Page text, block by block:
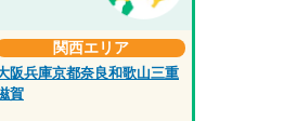
関西エリア
阪兵庫京都奈良和歌山三重
賀